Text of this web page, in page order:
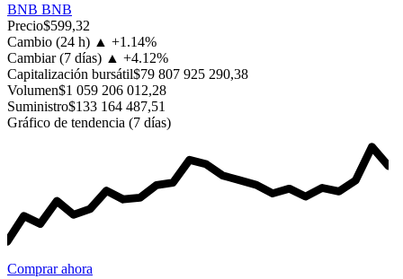
BNB BNB
Precio$599,32
Cambio (24 h) ▲ +1.14%
Cambiar (7 días) ▲ +4.12%
Capitalización bursátil$79 807 925 290,38
Volumen$1 059 206 012,28
Suministro$133 164 487,51
Gráfico de tendencia (7 días)
Comprar ahora